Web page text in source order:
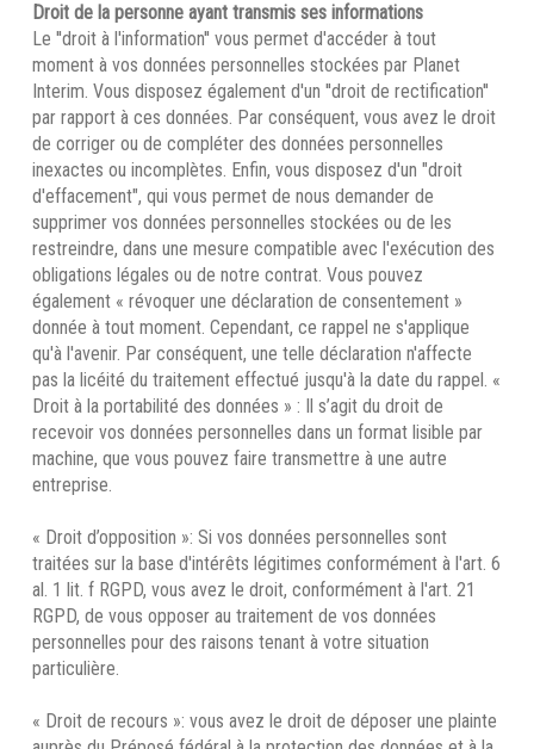
Droit de la personne ayant transmis ses informations
Le ''droit à l'information'' vous permet d'accéder à tout
moment à vos données personnelles stockées par Planet
Interim. Vous disposez également d'un ''droit de rectification''
par rapport à ces données. Par conséquent, vous avez le droit
de corriger ou de compléter des données personnelles
inexactes ou incomplètes. Enfin, vous disposez d'un "droit
d'effacement", qui vous permet de nous demander de
supprimer vos données personnelles stockées ou de les
restreindre, dans une mesure compatible avec l'exécution des
obligations légales ou de notre contrat. Vous pouvez
également « révoquer une déclaration de consentement »
donnée à tout moment. Cependant, ce rappel ne s'applique
qu'à l'avenir. Par conséquent, une telle déclaration n'affecte
pas la licéité du traitement effectué jusqu'à la date du rappel. «
Droit à la portabilité des données » : Il s’agit du droit de
recevoir vos données personnelles dans un format lisible par
machine, que vous pouvez faire transmettre à une autre
entreprise.
« Droit d’opposition »: Si vos données personnelles sont
traitées sur la base d'intérêts légitimes conformément à l'art. 6
al. 1 lit. f RGPD, vous avez le droit, conformément à l'art. 21
RGPD, de vous opposer au traitement de vos données
personnelles pour des raisons tenant à votre situation
particulière.
« Droit de recours »: vous avez le droit de déposer une plainte